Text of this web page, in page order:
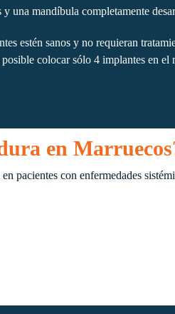
una mandíbula completamente
estén sanos y no requieran
colocar sólo 4 implantes en
en
pacientes con enfermedades